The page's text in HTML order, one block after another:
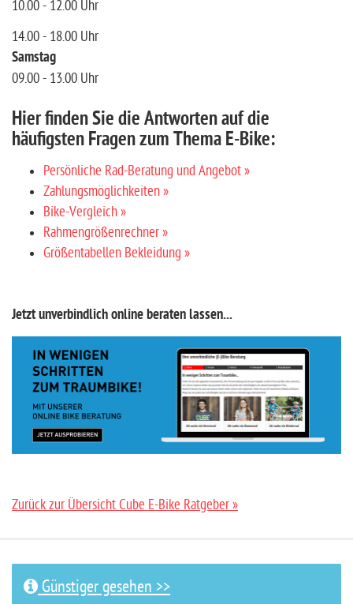
10.00 - 12.00 Uhr
14.00 - 18.00 Uhr
Samstag
09.00 - 13.00 Uhr
Hier finden Sie die Antworten auf die
häufigsten Fragen zum Thema E-Bike:
Persönliche Rad-Beratung und Angebot »
Zahlungsmöglichkeiten »
Bike-Vergleich »
Rahmengrößenrechner »
Größentabellen Bekleidung »
Jetzt unverbindlich online beraten lassen...
Zurück zur Übersicht Cube E-Bike Ratgeber »
Günstiger gesehen >>